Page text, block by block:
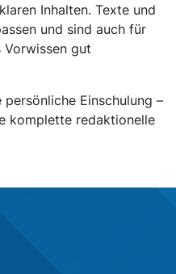
Inhalten. Texte und
und sind auch für
gut
Einschulung –
komplette redaktionelle